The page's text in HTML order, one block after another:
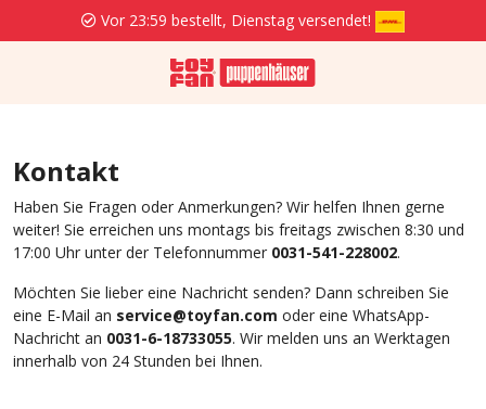
Vor 23:59 bestellt, Dienstag versendet!
Kontakt
Haben Sie Fragen oder Anmerkungen? Wir helfen Ihnen gerne
weiter! Sie erreichen uns montags bis freitags zwischen 8:30 und
17:00 Uhr unter der Telefonnummer 0031-541-228002.
Möchten Sie lieber eine Nachricht senden? Dann schreiben Sie
eine E-Mail an service@toyfan.com oder eine WhatsApp-
Nachricht an 0031-6-18733055. Wir melden uns an Werktagen
innerhalb von 24 Stunden bei Ihnen.